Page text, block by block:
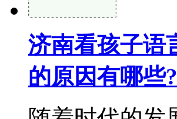
济南看孩子语
的原因有哪些?